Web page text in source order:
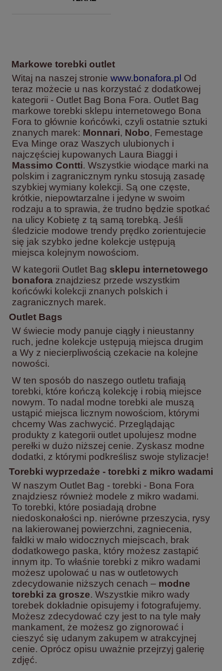
Markowe torebki outlet
Witaj na naszej stronie www.bonafora.pl Od
teraz możecie u nas korzystać z dodatkowej
kategorii - Outlet Bag Bona Fora. Outlet Bag
markowe torebki sklepu internetowego Bona
Fora to głównie końcówki, czyli ostatnie sztuki
znanych marek: Monnari, Nobo, Femestage
Eva Minge oraz Waszych ulubionych i
najczęściej kupowanych Laura Biaggi i
Massimo Contti. Wszystkie wiodące marki na
polskim i zagranicznym rynku stosują zasadę
szybkiej wymiany kolekcji. Są one częste,
krótkie, niepowtarzalne i jedyne w swoim
rodzaju a to sprawia, że trudno będzie spotkać
na ulicy Kobietę z tą samą torebką. Jeśli
śledzicie modowe trendy prędko zorientujecie
się jak szybko jedne kolekcje ustępują
miejsca kolejnym nowościom.
W kategorii Outlet Bag sklepu internetowego
bonafora znajdziesz przede wszystkim
końcówki kolekcji znanych polskich i
zagranicznych marek.
Outlet Bags
W świecie mody panuje ciągły i nieustanny
ruch, jedne kolekcje ustępują miejsca drugim
a Wy z niecierpliwością czekacie na kolejne
nowości.
W ten sposób do naszego outletu trafiają
torebki, które kończą kolekcję i robią miejsce
nowym. To nadal modne torebki ale muszą
ustąpić miejsca licznym nowościom, którymi
chcemy Was zachwycić. Przeglądając
produkty z kategorii outlet upolujesz modne
perełki w dużo niższej cenie. Zyskasz modne
dodatki, z którymi podkreślisz swoje stylizacje!
Torebki wyprzedaże - torebki z mikro wadami
W naszym Outlet Bag - torebki - Bona Fora
znajdziesz również modele z mikro wadami.
To torebki, które posiadają drobne
niedoskonałości np. nierówne przeszycia, rysy
na lakierowanej powierzchni, zagniecenia,
fałdki w mało widocznych miejscach, brak
dodatkowego paska, który możesz zastąpić
innym itp. To właśnie torebki z mikro wadami
możesz upolować u nas w outletowych
zdecydowanie niższych cenach – modne
torebki za grosze. Wszystkie mikro wady
torebek dokładnie opisujemy i fotografujemy.
Możesz zdecydować czy jest to na tyle mały
mankament, że możesz go zignorować i
cieszyć się udanym zakupem w atrakcyjnej
cenie. Oprócz opisu uważnie przejrzyj galerię
zdjęć.